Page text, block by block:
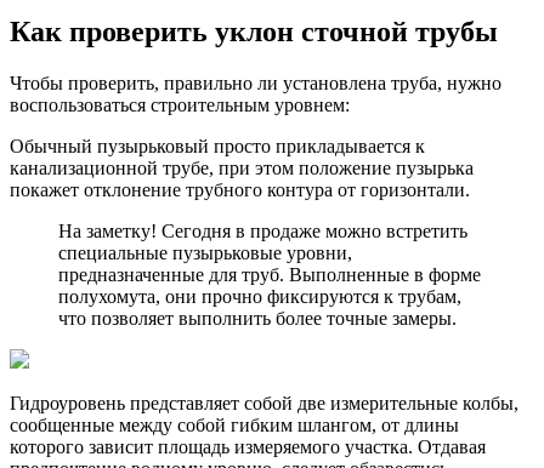
Как проверить уклон сточной трубы
Чтобы проверить, правильно ли установлена труба, нужно
воспользоваться строительным уровнем:
Обычный пузырьковый просто прикладывается к
канализационной трубе, при этом положение пузырька
покажет отклонение трубного контура от горизонтали.
На заметку! Сегодня в продаже можно встретить
специальные пузырьковые уровни,
предназначенные для труб. Выполненные в форме
полухомута, они прочно фиксируются к трубам,
что позволяет выполнить более точные замеры.
Гидроуровень представляет собой две измерительные колбы,
сообщенные между собой гибким шлангом, от длины
которого зависит площадь измеряемого участка. Отдавая